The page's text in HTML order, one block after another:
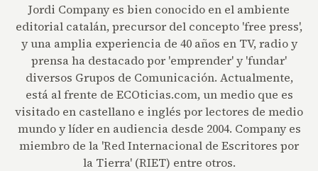
Jordi Company es bien conocido en el ambiente
editorial catalán, precursor del concepto 'free press',
y una amplia experiencia de 40 años en TV, radio y
prensa ha destacado por 'emprender' y 'fundar'
diversos Grupos de Comunicación. Actualmente,
está al frente de ECOticias.com, un medio que es
visitado en castellano e inglés por lectores de medio
mundo y líder en audiencia desde 2004. Company es
miembro de la 'Red Internacional de Escritores por
la Tierra' (RIET) entre otros.